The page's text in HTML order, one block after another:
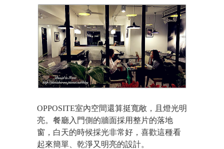
OPPOSITE室內空間還算挺寬敞，且燈光明
亮。餐廳入門側的牆面採用整片的落地
窗，白天的時候採光非常好，喜歡這種看
起來簡單、乾淨又明亮的設計。